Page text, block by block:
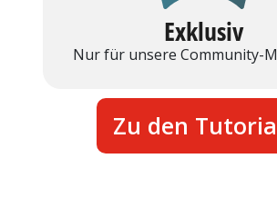
Exklusiv
Nur für unsere Community-
Zu den